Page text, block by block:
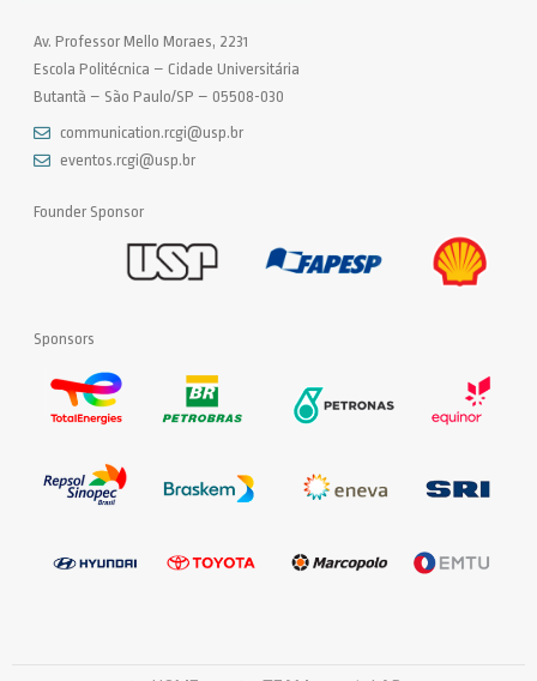
Av. Professor Mello Moraes, 2231
Escola Politécnica – Cidade Universitária
Butantã – São Paulo/SP – 05508-030
communication.rcgi@usp.br
eventos.rcgi@usp.br
Founder Sponsor
Sponsors